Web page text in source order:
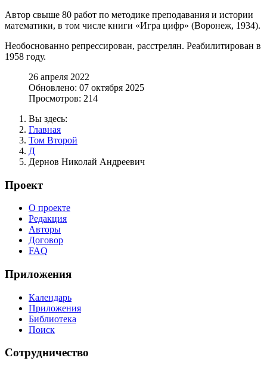
Автор свыше 80 работ по методике преподавания и истории
математики, в том числе книги «Игра цифр» (Воронеж, 1934).
Необоснованно репрессирован, расстрелян. Реабилитирован в
1958 году.
26 апреля 2022
Обновлено: 07 октября 2025
Просмотров: 214
Вы здесь:
Главная
Том Второй
Д
Дернов Николай Андреевич
Проект
О проекте
Редакция
Авторы
Договор
FAQ
Приложения
Календарь
Приложения
Библиотека
Поиск
Сотрудничество